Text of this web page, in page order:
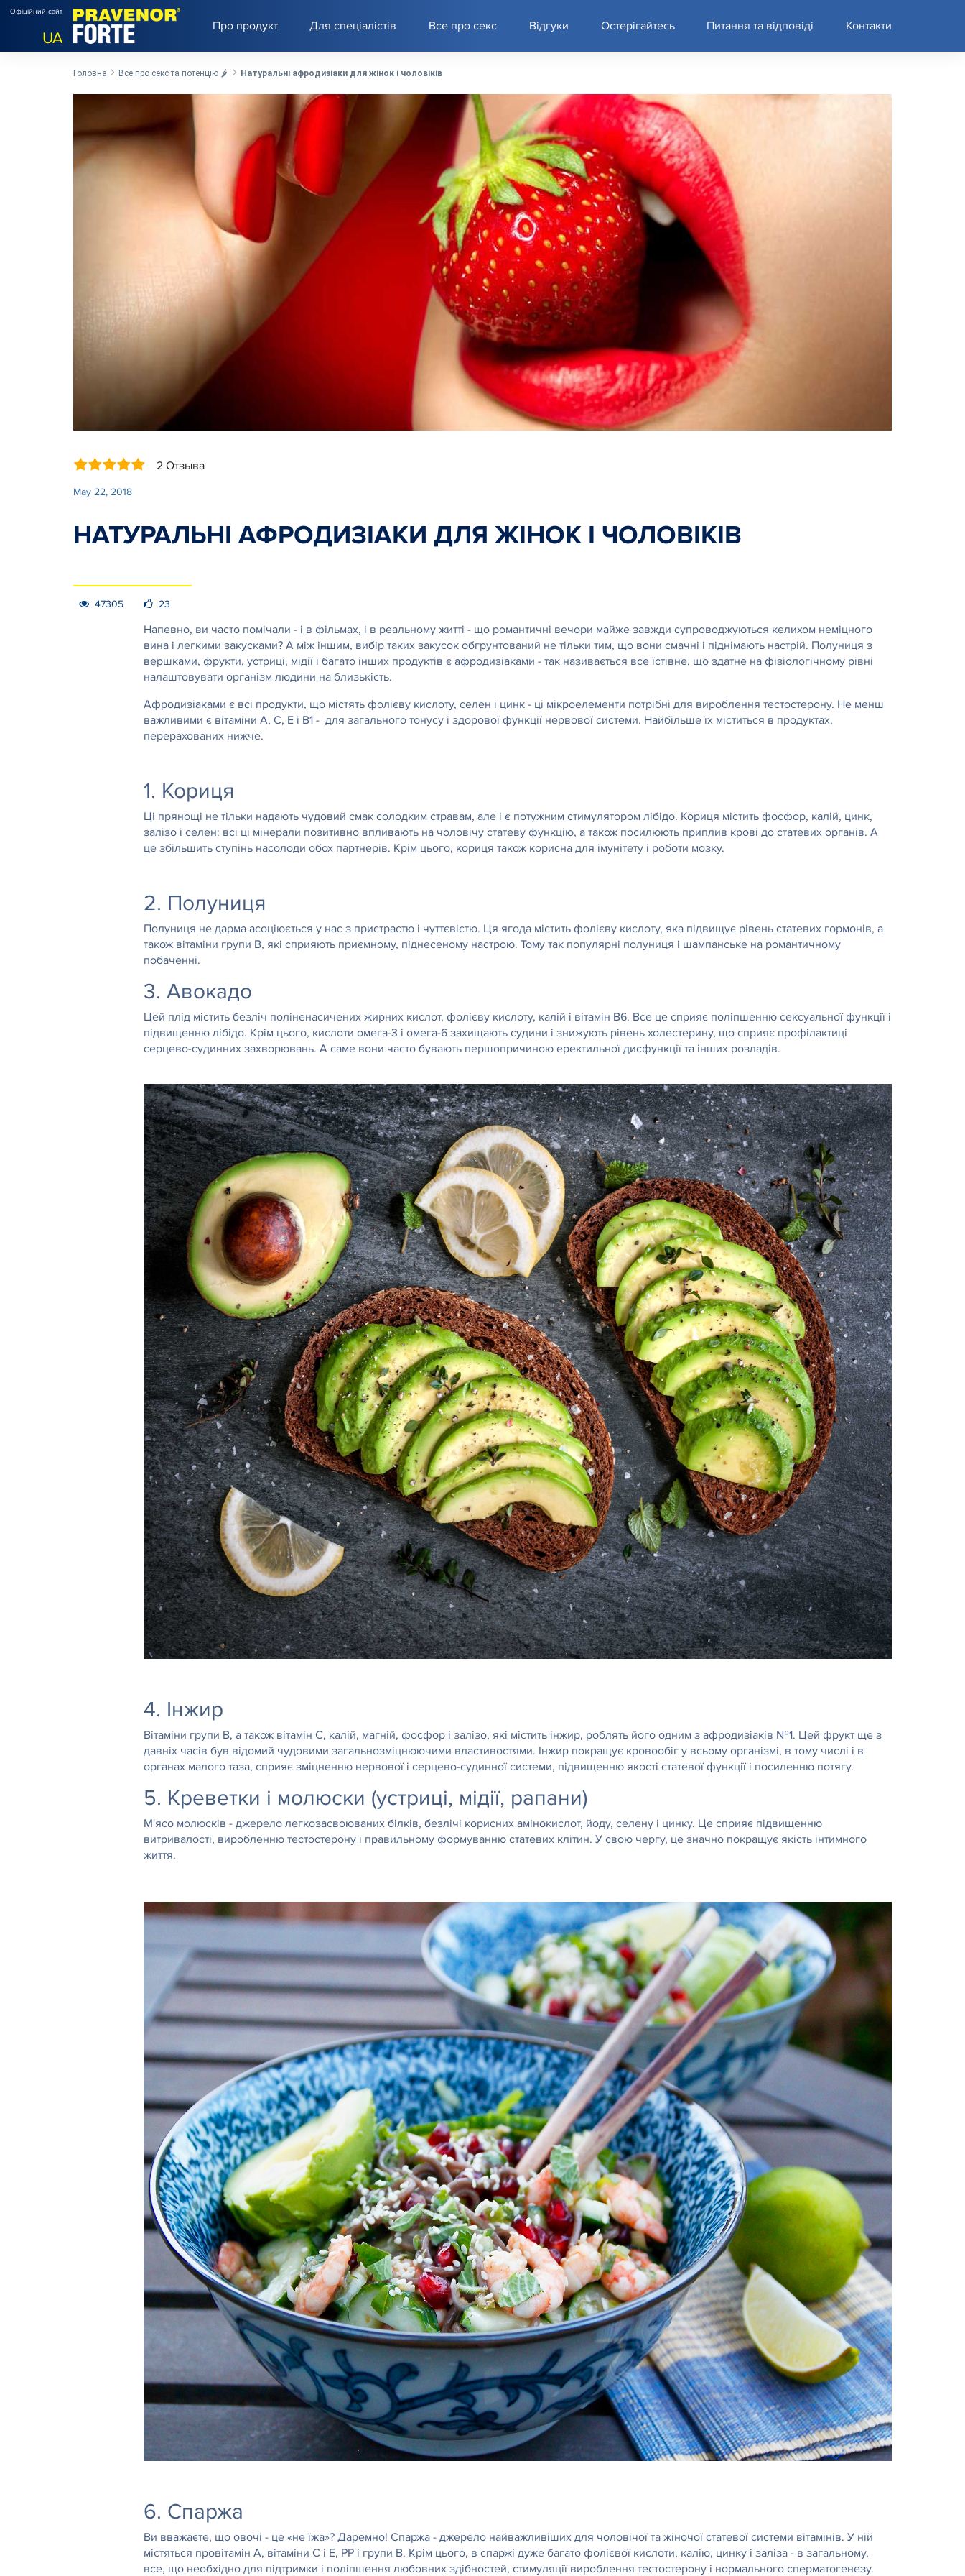
UA
Офіційний сайт
Про продукт Для спеціалістів Все про секс Відгуки Остерігайтесь Питання та відповіді Контакти
Головна Все про секс та потенцію 🌶️ Натуральні афродизіаки для жінок і чоловіків
2 Отзыва
May 22, 2018
НАТУРАЛЬНІ АФРОДИЗІАКИ ДЛЯ ЖІНОК І ЧОЛОВІКІВ
47305 23
Напевно, ви часто помічали - і в фільмах, і в реальному житті - що романтичні вечори майже завжди супроводжуються келихом неміцного
вина і легкими закусками? А між іншим, вибір таких закусок обгрунтований не тільки тим, що вони смачні і піднімають настрій. Полуниця з
вершками, фрукти, устриці, мідії і багато інших продуктів є афродизіаками - так називається все їстівне, що здатне на фізіологічному рівні
налаштовувати організм людини на близькість.
Афродизіаками є всі продукти, що містять фолієву кислоту, селен і цинк - ці мікроелементи потрібні для вироблення тестостерону. Не менш
важливими є вітаміни А, С, Е і В1 - для загального тонусу і здорової функції нервової системи. Найбільше їх міститься в продуктах,
перерахованих нижче.
1. Кориця
Ці прянощі не тільки надають чудовий смак солодким стравам, але і є потужним стимулятором лібідо. Кориця містить фосфор, калій, цинк,
залізо і селен: всі ці мінерали позитивно впливають на чоловічу статеву функцію, а також посилюють приплив крові до статевих органів. А
це збільшить ступінь насолоди обох партнерів. Крім цього, кориця також корисна для імунітету і роботи мозку.
2. Полуниця
Полуниця не дарма асоціюється у нас з пристрастю і чуттєвістю. Ця ягода містить фолієву кислоту, яка підвищує рівень статевих гормонів, а
також вітаміни групи В, які сприяють приємному, піднесеному настрою. Тому так популярні полуниця і шампанське на романтичному
побаченні.
3. Авокадо
Цей плід містить безліч поліненасичених жирних кислот, фолієву кислоту, калій і вітамін В6. Все це сприяє поліпшенню сексуальної функції і
підвищенню лібідо. Крім цього, кислоти омега-3 і омега-6 захищають судини і знижують рівень холестерину, що сприяє профілактиці
серцево-судинних захворювань. А саме вони часто бувають першопричиною еректильної дисфункції та інших розладів.
4. Інжир
Вітаміни групи В, а також вітамін С, калій, магній, фосфор і залізо, які містить інжир, роблять його одним з афродизіаків №1. Цей фрукт ще з
давніх часів був відомий чудовими загальнозміцнюючими властивостями. Інжир покращує кровообіг у всьому організмі, в тому числі і в
органах малого таза, сприяє зміцненню нервової і серцево-судинної системи, підвищенню якості статевої функції і посиленню потягу.
5. Креветки і молюски (устриці, мідії, рапани)
М'ясо молюсків - джерело легкозасвоюваних білків, безлічі корисних амінокислот, йоду, селену і цинку. Це сприяє підвищенню
витривалості, виробленню тестостерону і правильному формуванню статевих клітин. У свою чергу, це значно покращує якість інтимного
життя.
6. Спаржа
Ви вважаєте, що овочі - це «не їжа»? Даремно! Спаржа - джерело найважливіших для чоловічої та жіночої статевої системи вітамінів. У ній
містяться провітамін А, вітаміни С і Е, РР і групи B. Крім цього, в спаржі дуже багато фолієвої кислоти, калію, цинку і заліза - в загальному,
все, що необхідно для підтримки і поліпшення любовних здібностей, стимуляції вироблення тестостерону і нормального сперматогенезу.